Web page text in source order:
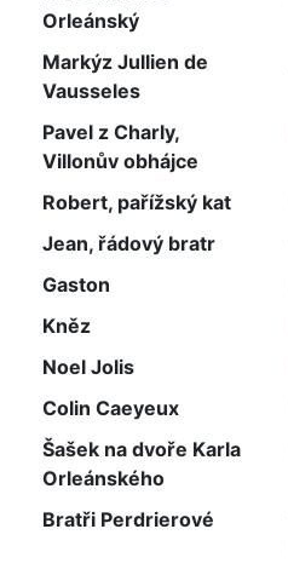
Orleánský
Markýz Jullien de
Vausseles
Pavel z Charly,
Villonův obhájce
Robert, pařížský kat
Jean, řádový bratr
Gaston
Kněz
Noel Jolis
Colin Caeyeux
Šašek na dvoře Karla
Orleánského
Bratři Perdrierové